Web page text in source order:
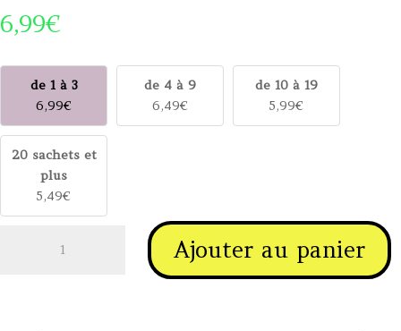
basé sur
notations
6,99€
de 1 à 3
6,99€
de 4 à 9
6,49€
de 10 à 19
5,99€
20 sachets et
plus
5,49€
Ajouter au panier